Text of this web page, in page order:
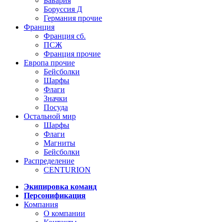
Боруссия Д
Германия прочие
Франция
Франция сб.
ПСЖ
Франция прочие
Европа прочие
Бейсболки
Шарфы
Флаги
Значки
Посуда
Остальной мир
Шарфы
Флаги
Магниты
Бейсболки
Распределение
CENTURION
Экипировка команд
Персонификация
Компания
О компании